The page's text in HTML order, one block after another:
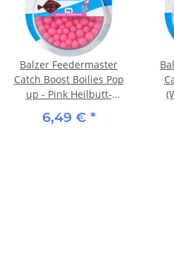
Balzer Feedermaster
Catch Boost Boilies Pop
up - Pink Heilbutt-
Tintenfisch
6,49 € *